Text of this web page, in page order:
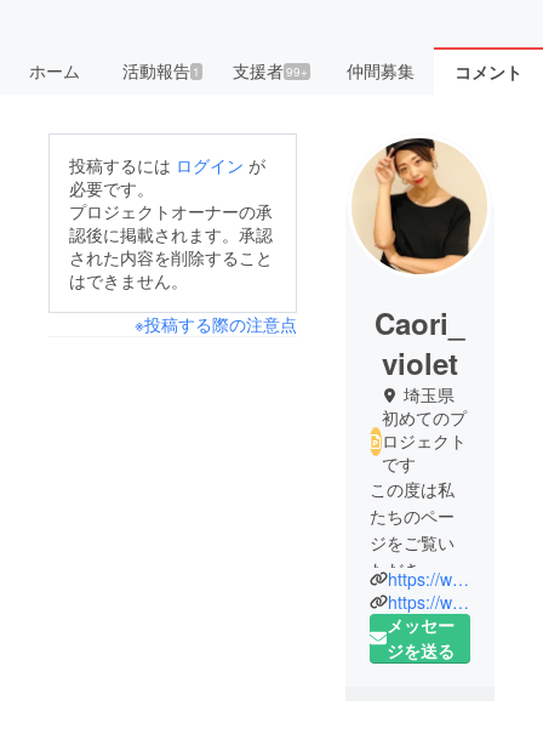
ホーム 活動報告1 支援者99+ 仲間募集 コメント
投稿するには ログイン が
必要です。
プロジェクトオーナーの承
認後に掲載されます。承認
された内容を削除すること
はできません。
※投稿する際の注意点
Caori_
violet
埼玉県
初めてのプ
ロジェクト
です
この度は私
たちのペー
ジをご覧い
ただき、
ありがとう
ございま
す。
https://www.v-dance-company.com/
https://www.instagram.com/caori_violet.japan/
メッセー
ジを送る